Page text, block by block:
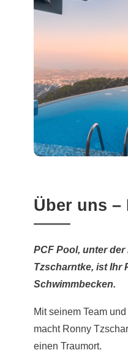
Über uns –
PCF Pool, unter
Tzscharntke, ist Ihr
Schwimmbecken.
Mit seinem Team
macht Ronny
einen Traumort.